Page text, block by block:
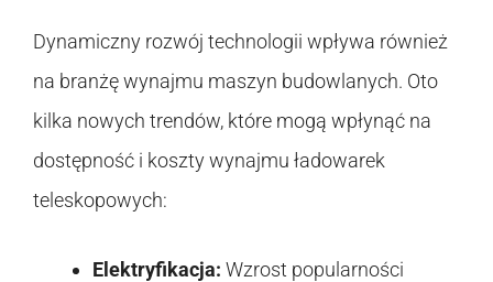
Dynamiczny rozwój technologii wpływa również
na branżę wynajmu maszyn budowlanych. Oto
kilka nowych trendów, które mogą wpłynąć na
dostępność i koszty wynajmu ładowarek
teleskopowych:
Elektryfikacja: Wzrost popularności